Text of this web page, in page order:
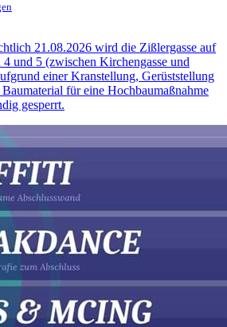
21.08.2026 wird die Zißlergasse auf
und 5 (zwischen Kirchengasse und
einer Kranstellung, Gerüststellung
für eine Hochbaumaßnahme
gesperrt.